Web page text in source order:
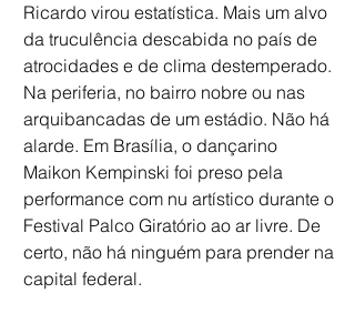
Ricardo virou estatística. Mais um alvo
da truculência descabida no país de
atrocidades e de clima destemperado.
Na periferia, no bairro nobre ou nas
arquibancadas de um estádio. Não há
alarde. Em Brasília, o dançarino
Maikon Kempinski foi preso pela
performance com nu artístico durante o
Festival Palco Giratório ao ar livre. De
certo, não há ninguém para prender na
capital federal.